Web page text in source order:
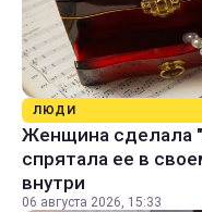
ЛЮДИ
Женщина сделала
спрятала ее в
внутри
06 августа 2026, 15:33